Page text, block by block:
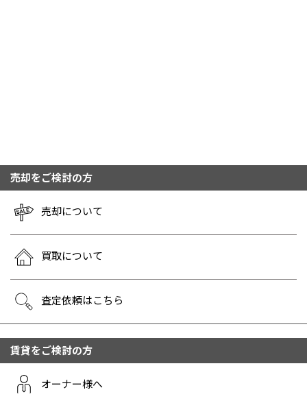
売却をご検討の方
売却について
買取について
査定依頼はこちら
賃貸をご検討の方
オーナー様へ